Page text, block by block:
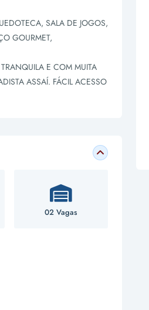
SALA DE JOGOS,
GOURMET,
E COM MUITA
ASSAÍ. FÁCIL ACESSO
02 Vagas